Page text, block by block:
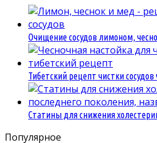
Очищение сосудов лимоном,
Тибетский рецепт чистки сосудов
Статины для снижения
Популярное